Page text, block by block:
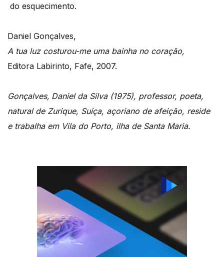
do esquecimento.
Daniel Gonçalves,
A tua luz costurou-me uma bainha no coração,
Editora Labirinto, Fafe, 2007.
Gonçalves, Daniel da Silva (1975), professor, poeta,
natural de Zurique, Suíça, açoriano de afeição, reside
e trabalha em Vila do Porto, ilha de Santa Maria.